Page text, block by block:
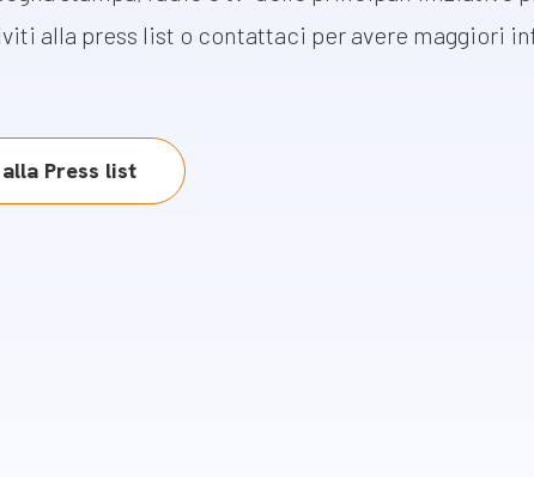
alla press list o contattaci per avere maggiori
Press list